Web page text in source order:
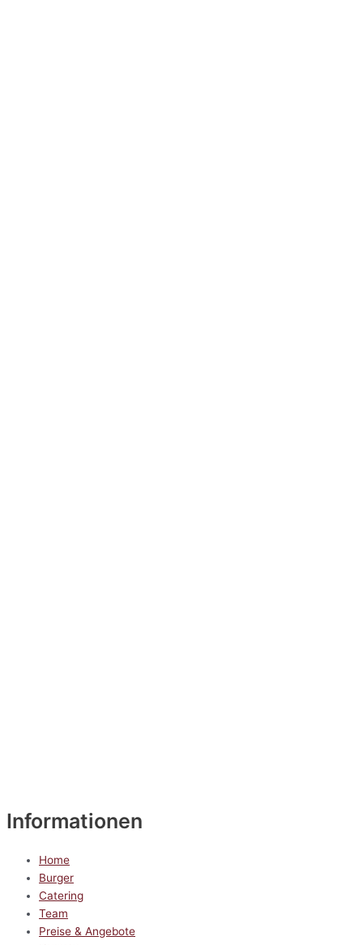
Informationen
Home
Burger
Catering
Team
Preise & Angebote